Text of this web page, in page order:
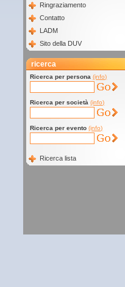
Ringraziamento
Contatto
LADM
Sito della DUV
ricerca
Ricerca per persona (info)
Ricerca per società (info)
Ricerca per evento (info)
Ricerca lista